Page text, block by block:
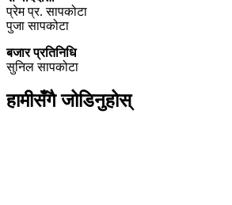
प्रेम प्र. सापकोटा
पुजा सापकोटा
बजार प्रतिनिधि
सुनिल सापकोटा
हामीसँगै जोडिनुहोस्